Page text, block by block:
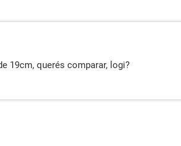
19cm, querés comparar, logi?